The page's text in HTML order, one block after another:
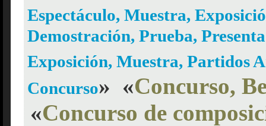
Espectáculo, Muestra,
Demostración, Prueba,
Exposición, Muestra, Partidos
Concurso» «Concurso,
«Concurso de